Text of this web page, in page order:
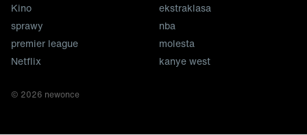
Kino
sprawy
premier league
Netflix
ekstraklasa
nba
molesta
kanye west
© 2026 newonce